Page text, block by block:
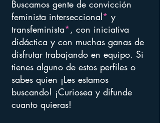
Buscamos gente de convicción
feminista interseccional* y
transfeminista*, con iniciativa
didáctica y con muchas ganas de
disfrutar trabajando en equipo. Si
tienes alguno de estos perfiles o
sabes quien ¡Les estamos
buscando! ¡Curiosea y difunde
cuanto quieras!